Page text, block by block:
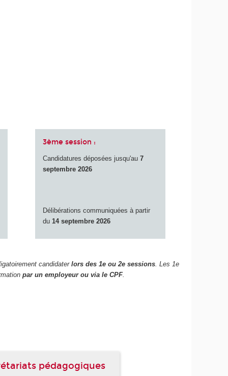
3ème session :
Candidatures déposées jusqu'au7
septembre 2026
Délibérations communiquées à partir
du 14 septembre 2026
candidaterlors des 1e ou 2e sessions. Les 1e
par un employeur ou via le CPF.
pédagogiques